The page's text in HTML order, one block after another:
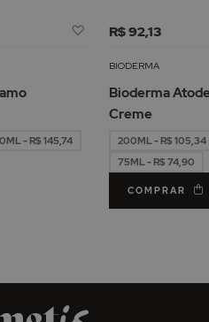
Adicionar
Lista
Desejos
- R$ 145,74
R$ 92,13
BIODERMA
Bioderma
Creme
200ML - R$ 105,34
75ML - R$ 74,90
COMPRAR